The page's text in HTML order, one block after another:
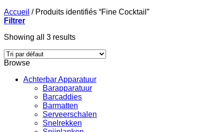
Accueil /Produits identifiés “Fine Cocktail”
Filtrer
Showing all 3 results
Browse
Achterbar Apparatuur
Barapparatuur
Barcaddies
Barmatten
Serveerschalen
Snelrekken